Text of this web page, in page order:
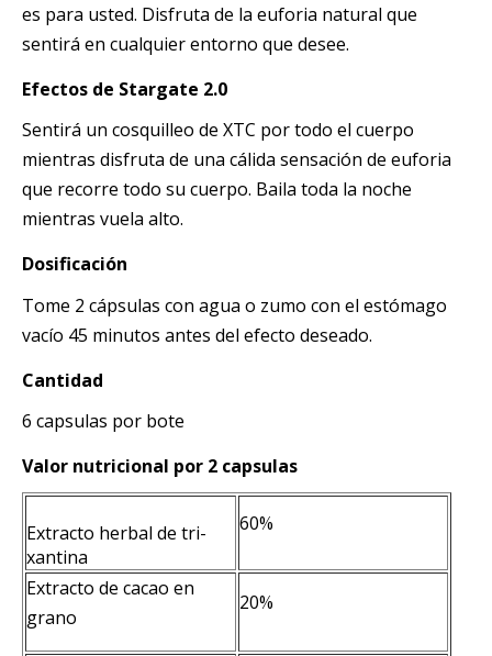
es para usted. Disfruta de la euforia natural que
sentirá en cualquier entorno que desee.
Efectos de Stargate 2.0
Sentirá un cosquilleo de XTC por todo el cuerpo
mientras disfruta de una cálida sensación de euforia
que recorre todo su cuerpo. Baila toda la noche
mientras vuela alto.
Dosificación
Tome 2 cápsulas con agua o zumo con el estómago
vacío 45 minutos antes del efecto deseado.
Cantidad
6 capsulas por bote
Valor nutricional por 2 capsulas
Extracto herbal de tri-
xantina
60%
Extracto de cacao en
grano
20%